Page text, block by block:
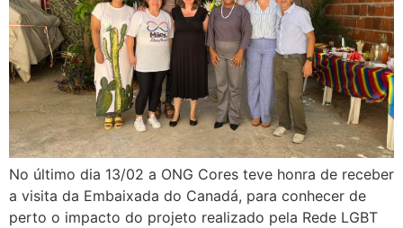
No último dia 13/02 a ONG Cores teve honra de receber
a visita da Embaixada do Canadá, para conhecer de
perto o impacto do projeto realizado pela Rede LGBT